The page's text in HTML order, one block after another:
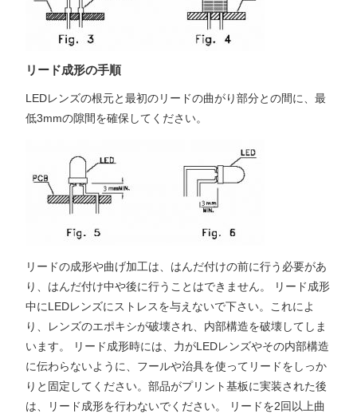
リード成形の手順
LEDレンズの根元と最初のリードの曲がり部分との間に、最
低3mmの隙間を確保してください。
リードの成形や曲げ加工は、はんだ付けの前に行う必要があ
り、はんだ付け中や後に行うことはできません。 リード成形
中にLEDレンズにストレスを与えないで下さい。これによ
り、レンズのエポキシが破壊され、内部構造を破壊してしま
います。 リード成形時には、力がLEDレンズやその内部構造
に伝わらないように、フールや治具を使ってリードをしっか
りと固定してください。部品がプリント基板に実装された後
は、リード成形を行わないでください。 リードを2回以上曲